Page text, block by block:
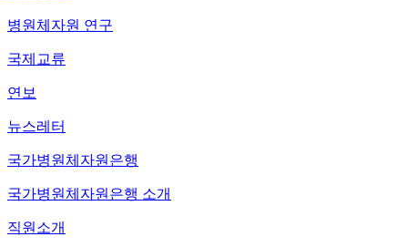
병원체자원 연구
국제교류
연보
뉴스레터
국가병원체자원은행
국가병원체자원은행 소개
직원소개